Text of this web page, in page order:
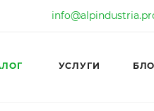
УСЛУГИ